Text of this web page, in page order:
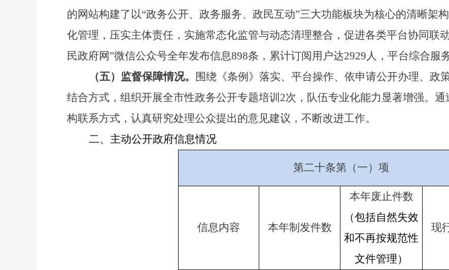
的网站构建了以“政务公开、政务服务、政民互动”三大功能板块为核心的清晰架构
化管理，压实主体责任，实施常态化监管与动态清理整合，促进各类平台协同联动
民政府网”微信公众号全年发布信息898条，累计订阅用户达2929人，平台综合服
（五）监督保障情况。
围绕《条例》落实、平台操作、依申请公开办理、政
结合方式，组织开展全市性政务公开专题培训 2次，队伍专业化能力显著增强。
构联系方式，认真研究处理公众提出的意见建议，不断改进工作。
二、主动公开政府信息情况
第二十条第（一）项
信息内容 本年制发件数
本年废止件数
（包括自然失效
和不再按规范性
文件管理 ）
现